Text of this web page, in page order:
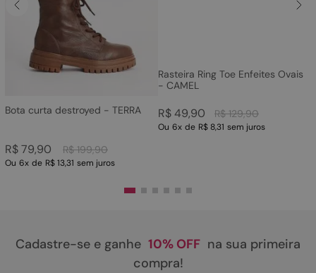
Bota curta destroyed - TERRA
R$ 199,90
R$79,90
Ou 6x de R$ 13,31 sem juros
Rasteira Ring Toe Enfeites Ovais
- CAMEL
R$ 129,90
R$49,90
Ou 6x de R$ 8,31 sem juros
Cadastre-se e ganhe 10% OFF na sua primeira
compra!